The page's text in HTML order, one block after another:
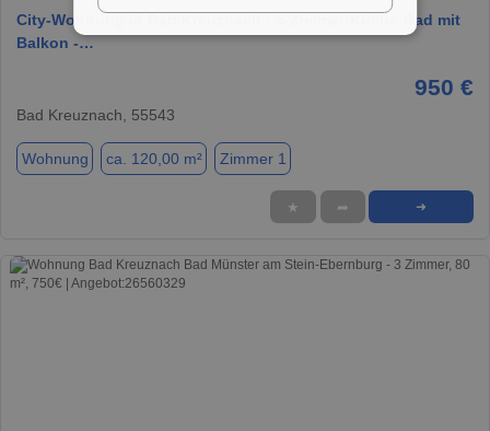
City-Wohnung in Bad Kreuznach : 5-Zimmer-Küche-Bad mit
Balkon -…
950 €
Bad Kreuznach, 55543
Wohnung ca. 120,00 m² Zimmer 1
★ ➦ ➜